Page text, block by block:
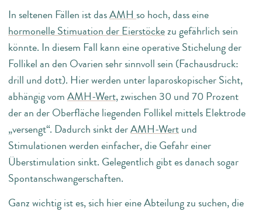
In seltenen Fällen ist dasAMH so hoch, dass eine
hormonelle Stimuation der Eierstöckezu gefährlich sein
könnte. In diesem Fall kann eine operative Stichelung der
Follikel an den Ovarien sehr sinnvoll sein (Fachausdruck:
drill und dott). Hier werden unter laparoskopischer Sicht,
abhängig vomAMH-Wert, zwischen 30 und 70 Prozent
der an der Oberfläche liegenden Follikel mittels Elektrode
„versengt“. Dadurch sinkt derAMH-Wertund
Stimulationen werden einfacher, die Gefahr einer
Überstimulation sinkt. Gelegentlich gibt es danach sogar
Spontanschwangerschaften.
Ganz wichtig ist es, sich hier eine Abteilung zu suchen, die